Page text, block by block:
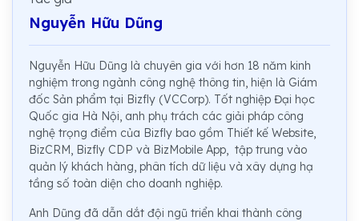
Nguyễn Hữu Dũng
Nguyễn Hữu Dũng là chuyên gia với hơn 18 năm kinh
nghiệm trong ngành công nghệ thông tin, hiện là Giám
đốc Sản phẩm tại Bizfly (VCCorp). Tốt nghiệp Đại học
Quốc gia Hà Nội, anh phụ trách các giải pháp công
nghệ trọng điểm của Bizfly bao gồm Thiết kế Website,
BizCRM, Bizfly CDP và BizMobile App, tập trung vào
quản lý khách hàng, phân tích dữ liệu và xây dựng hạ
tầng số toàn diện cho doanh nghiệp.
Anh Dũng đã dẫn dắt đội ngũ triển khai thành công